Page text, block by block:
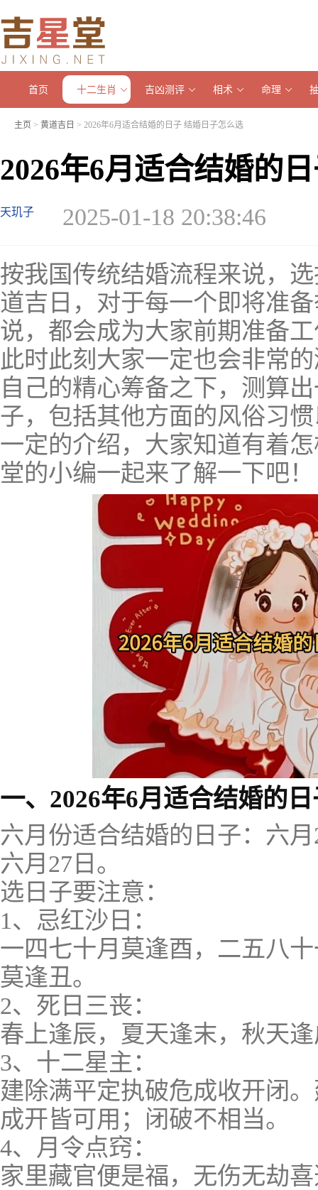
首页 十二生肖 吉凶测评 相术 命理
主页 > 黄道吉日 > 2026年6月适合结婚的日子 结婚日子怎么选
2026年6月适合结婚的
天玑子 2025-01-18 20:38:46
按我国传统结婚流程来说，
道吉日，对于每一个即将准
说，都会成为大家前期准备
此时此刻大家一定也会非常
自己的精心筹备之下，测算
子，包括其他方面的风俗习
一定的介绍，大家知道有着
堂的小编一起来了解一下吧！
一、2026年6月适合结婚的
六月份适合结婚的日子：六
六月27日。
选日子要注意：
1、忌红沙日：
一四七十月莫逢酉，二五八
莫逢丑。
2、死日三丧：
春上逢辰，夏天逢末，秋天
3、十二星主：
建除满平定执破危成收开闭
成开皆可用；闭破不相当。
4、月令点窍：
家里藏官便是福，无伤无劫